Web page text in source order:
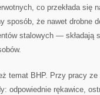
co przekłada się
sposób, że nawet drobne
stalowych — składają
temat BHP. Przy pracy ze
odpowiednie rękawice,